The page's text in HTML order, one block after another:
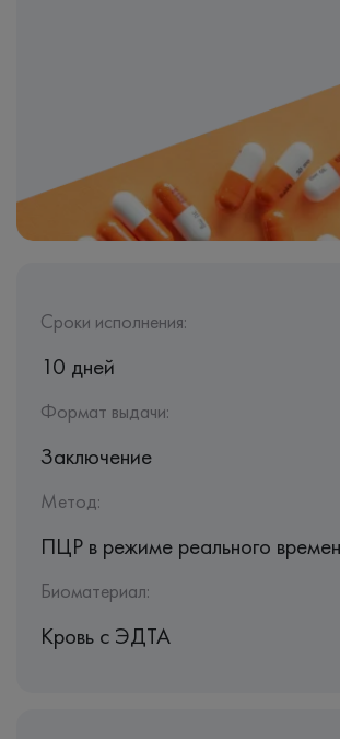
Сроки исполнения:
10 дней
Формат выдачи:
Заключение
Метод:
ПЦР в режиме реального
Биоматериал:
Кровь c ЭДТА